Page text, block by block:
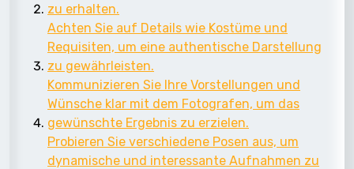
zu erhalten.
Achten Sie auf Details wie Kostüme und
Requisiten, um eine authentische Darstellung
zu gewährleisten.
Kommunizieren Sie Ihre Vorstellungen und
Wünsche klar mit dem Fotografen, um das
gewünschte Ergebnis zu erzielen.
Probieren Sie verschiedene Posen aus, um
dynamische und interessante Aufnahmen zu